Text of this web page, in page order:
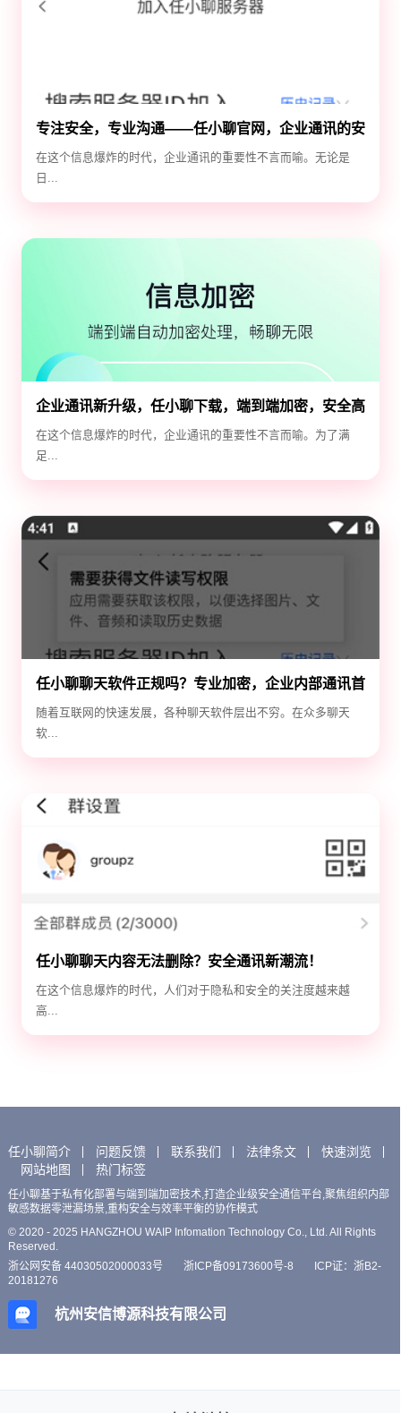
专注安全，专业沟通——任小聊官网，企业通讯的安
全守护神
在这个信息爆炸的时代，企业通讯的重要性不言而喻。无论是
日...
企业通讯新升级，任小聊下载，端到端加密，安全高
效！
在这个信息爆炸的时代，企业通讯的重要性不言而喻。为了满
足...
任小聊聊天软件正规吗？专业加密，企业内部通讯首
选！
随着互联网的快速发展，各种聊天软件层出不穷。在众多聊天
软...
任小聊聊天内容无法删除？安全通讯新潮流！
在这个信息爆炸的时代，人们对于隐私和安全的关注度越来越
高...
任小聊简介 问题反馈 联系我们 法律条文
快速浏览
网站地图
热门标签
任小聊基于私有化部署与端到端加密技术,打造企业级安全通信平台,聚焦组织内部
敏感数据零泄漏场景,重构安全与效率平衡的协作模式
© 2020 - 2025 HANGZHOU WAIP Infomation Technology Co., Ltd. All Rights
Reserved.
浙公网安备 44030502000033号
浙ICP备09173600号-8
ICP证：浙B2-
20181276
杭州安信博源科技有限公司